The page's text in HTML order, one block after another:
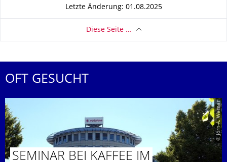
Letzte Änderung: 01.08.2025
Diese Seite …
OFT GESUCHT
© Jörn-A. Werner
SEMINAR BEI KAFFEE IM